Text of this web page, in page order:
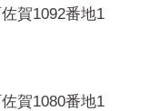
賀1092番地1
賀1080番地1